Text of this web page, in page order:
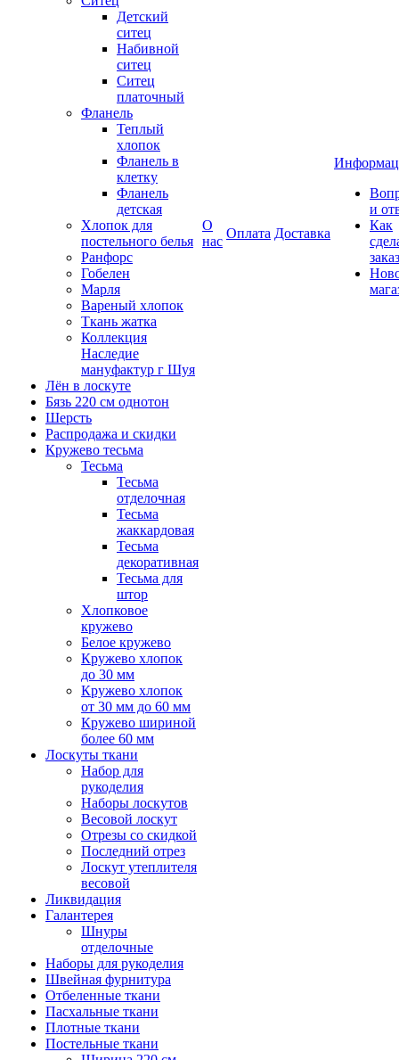
Детский
ситец
Набивной
ситец
Ситец
платочный
Фланель
Теплый
хлопок
Фланель в
клетку
Фланель
детская
Хлопок для
постельного белья
Ранфорс
Гобелен
Марля
Вареный хлопок
Ткань жатка
Коллекция
Наследие
мануфактур г Шуя
Лён в лоскуте
Бязь 220 см однотон
Шерсть
Распродажа и скидки
Кружево тесьма
Тесьма
Тесьма
отделочная
Тесьма
жаккардовая
Тесьма
декоративная
Тесьма для
штор
Хлопковое
кружево
Белое кружево
Кружево хлопок
до 30 мм
Кружево хлопок
от 30 мм до 60 мм
Кружево шириной
более 60 мм
Лоскуты ткани
Набор для
рукоделия
Наборы лоскутов
Весовой лоскут
Отрезы со скидкой
Последний отрез
Лоскут утеплителя
весовой
Ликвидация
Галантерея
Шнуры
отделочные
Наборы для рукоделия
Швейная фурнитура
Отбеленные ткани
Пасхальные ткани
Плотные ткани
Постельные ткани
О
нас
Оплата Доставка
и
Как
заказ